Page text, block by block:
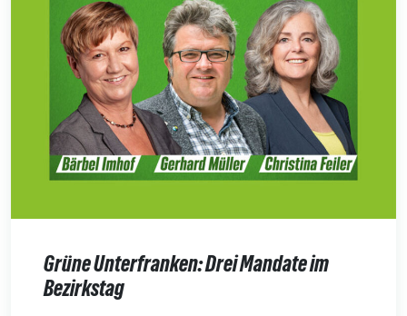
Grüne Unterfranken: Drei Mandate im
Bezirkstag